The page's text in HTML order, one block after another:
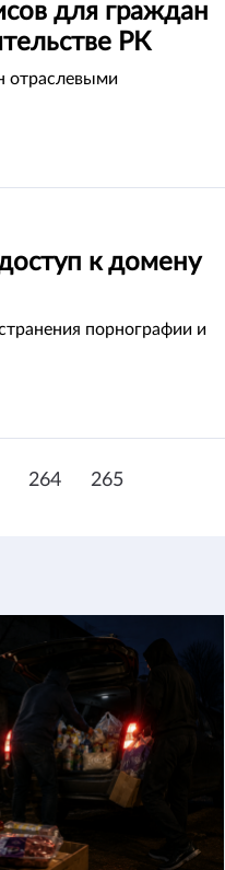
для граждан
РК
отраслевыми
к домену
порнографии и
264 265